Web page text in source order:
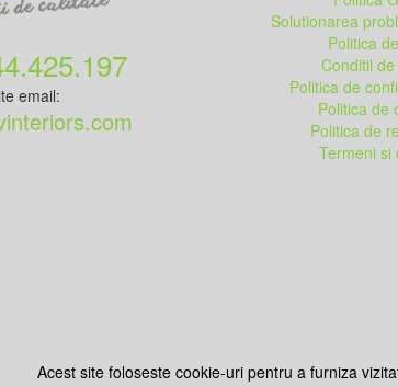
email:
Solutionarea
Politica
Conditii
Politica de
Politica de
Politica de
Termeni si
Acest site foloseste cookie-uri pentru a furniza